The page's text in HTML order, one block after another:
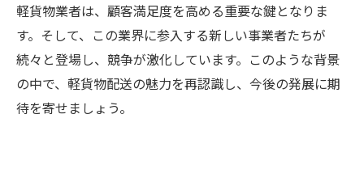
軽貨物業者は、顧客満足度を高める重要な鍵となりま
す。そして、この業界に参入する新しい事業者たちが
続々と登場し、競争が激化しています。このような背景
の中で、軽貨物配送の魅力を再認識し、今後の発展に期
待を寄せましょう。